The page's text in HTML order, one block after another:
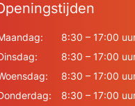
8:30 – 17:00
8:30 – 17:00
8:30 – 17:00
8:30 – 17:00